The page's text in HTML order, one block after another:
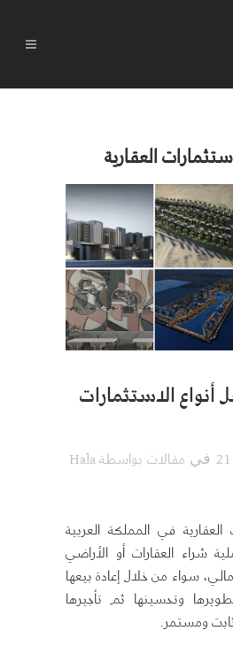
العقارية
أنواع الاستثمارات
في مقالات بواسطةHala
في المملكة العربية
شراء العقارات أو الأراضي
سواء من خلال إعادة بيعها
وتحسينها ثم تأجيرها
ومستمر.